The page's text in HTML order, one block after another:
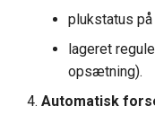
plukstatus
lageret
opsætning).
Automatisk